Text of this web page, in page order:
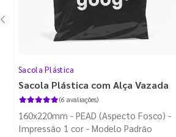
Sacola Plástica
Sacola Plástica com Alça Vazada
(6 avaliações)
160x220mm - PEAD (Aspecto Fosco) -
Impressão 1 cor - Modelo Padrão